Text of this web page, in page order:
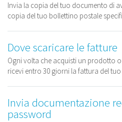
Invia la copia del tuo documento di
copia del tuo bollettino postale
Dove scaricare le fatture
Ogni volta che acquisti un prodotto
ricevi entro 30 giorni la fattura del
Invia documentazione
password